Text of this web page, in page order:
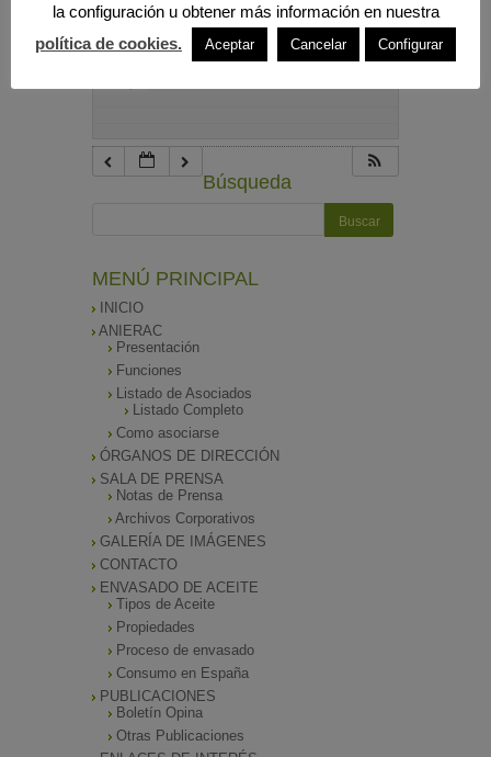
10:00 pm
Búsqueda
MENÚ PRINCIPAL
INICIO
ANIERAC
Presentación
Funciones
Listado de Asociados
Listado Completo
Como asociarse
ÓRGANOS DE DIRECCIÓN
SALA DE PRENSA
Notas de Prensa
Archivos Corporativos
GALERÍA DE IMÁGENES
CONTACTO
ENVASADO DE ACEITE
Tipos de Aceite
Propiedades
Proceso de envasado
Consumo en España
PUBLICACIONES
Boletín Opina
Otras Publicaciones
la configuración u obtener más información en nuestra
política de cookies.
Aceptar Cancelar Configurar